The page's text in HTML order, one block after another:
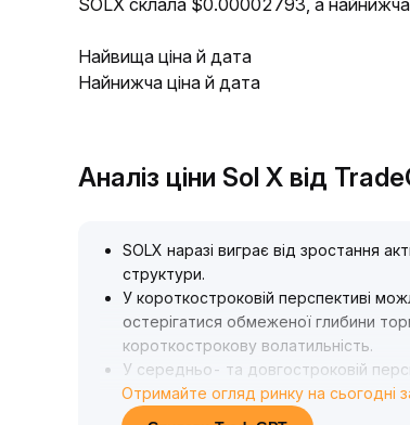
SOLX склала $0.00002793, а
Найвища ціна й дата
Найнижча ціна й дата
Аналіз ціни Sol X від
SOLX наразі виграє від зростання
структури.
У короткостроковій перспективі
остерігатися обмеженої глибини
короткострокову волатильність.
У середньо- та довгостроковій
основними інституціями та рух
та змінами макро-постачання
Отримайте огляд ринку на сьогодні